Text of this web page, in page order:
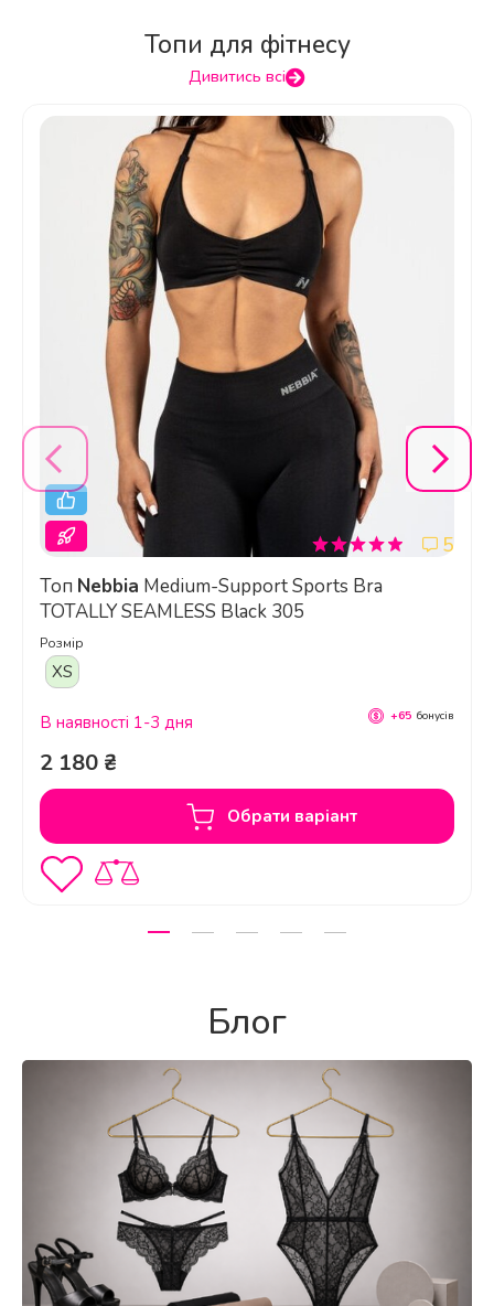
Топи для фітнесу
Дивитись всі
5
Топ Nebbia Medium-Support Sports Bra
TOTALLY SEAMLESS Black 305
Розмір
XS
Обрати варіант
2 180 ₴
В наявності 1-3 дня +65 бонусів
Блог